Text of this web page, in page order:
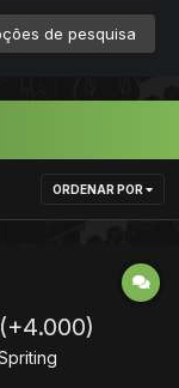
de pesquisa
ORDENAR POR